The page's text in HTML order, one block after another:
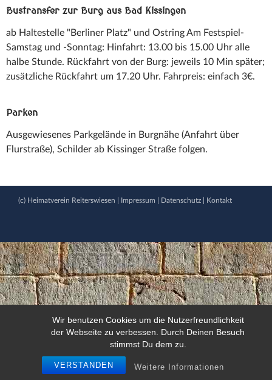
Wir benutzen Cookies um die Nutzerfreundlichkeit
der Webseite zu verbessen. Durch Deinen Besuch
stimmst Du dem zu.
VERSTANDEN Weitere Informationen
Bustransfer zur Burg aus Bad Kissingen
ab Haltestelle "Berliner Platz" und Ostring Am Festspiel-
Samstag und -Sonntag: Hinfahrt: 13.00 bis 15.00 Uhr alle
halbe Stunde. Rückfahrt von der Burg: jeweils 10 Min später;
zusätzliche Rückfahrt um 17.20 Uhr. Fahrpreis: einfach 3€.
Parken
Ausgewiesenes Parkgelände in Burgnähe (Anfahrt über
Flurstraße), Schilder ab Kissinger Straße folgen.
(c) Heimatverein Reiterswiesen | Impressum Datenschutz Kontakt